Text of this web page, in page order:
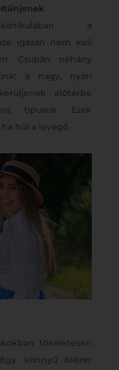
a
igazán nem kell
Csupán néhány
a nagy, nyári
előtérbe
típusok. Ezek
hűl a levegő.
tökéletesen
könnyű blézer